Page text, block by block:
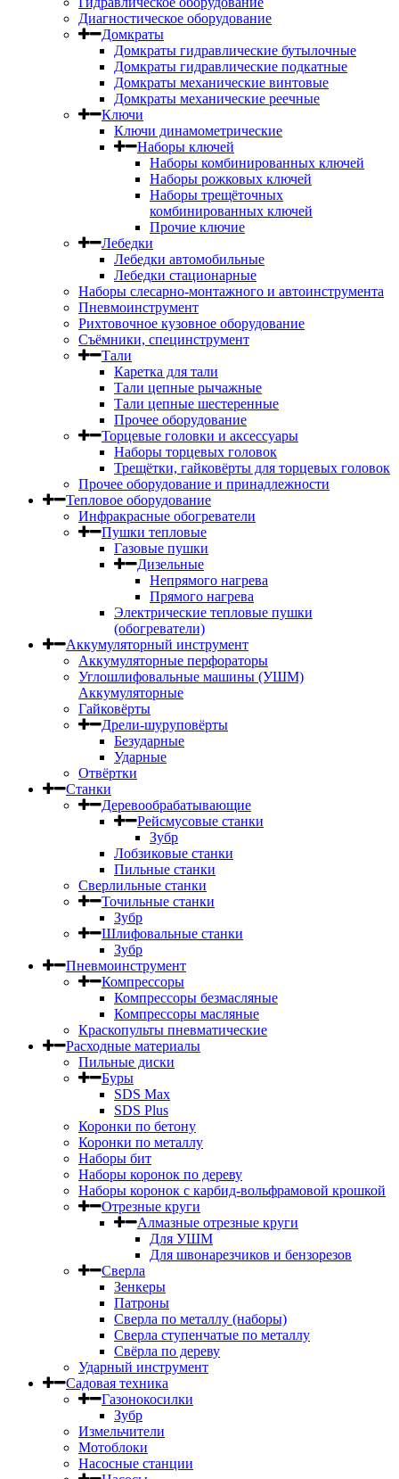
Диагностическое оборудование
Домкраты
Домкраты гидравлические бутылочные
Домкраты гидравлические подкатные
Домкраты механические винтовые
Домкраты механические реечные
Ключи
Ключи динамометрические
Наборы ключей
Наборы комбинированных ключей
Наборы рожковых ключей
Наборы трещёточных
комбинированных ключей
Прочие ключие
Лебедки
Лебедки автомобильные
Лебедки стационарные
Наборы слесарно-монтажного и автоинструмента
Пневмоинструмент
Рихтовочное кузовное оборудование
Съёмники, специнструмент
Тали
Каретка для тали
Тали цепные рычажные
Тали цепные шестеренные
Прочее оборудование
Торцевые головки и аксессуары
Наборы торцевых головок
Трещётки, гайковёрты для торцевых головок
Прочее оборудование и принадлежности
Тепловое оборудование
Инфракрасные обогреватели
Пушки тепловые
Газовые пушки
Дизельные
Непрямого нагрева
Прямого нагрева
Электрические тепловые пушки
(обогреватели)
Аккумуляторный инструмент
Аккумуляторные перфораторы
Углошлифовальные машины (УШМ)
Аккумуляторные
Гайковёрты
Дрели-шуруповёрты
Безударные
Ударные
Отвёртки
Станки
Деревообрабатывающие
Рейсмусовые станки
Зубр
Лобзиковые станки
Пильные станки
Сверлильные станки
Точильные станки
Зубр
Шлифовальные станки
Зубр
Пневмоинструмент
Компрессоры
Компрессоры безмасляные
Компрессоры масляные
Краскопульты пневматические
Расходные материалы
Пильные диски
Буры
SDS Max
SDS Plus
Коронки по бетону
Коронки по металлу
Наборы бит
Наборы коронок по дереву
Наборы коронок с карбид-вольфрамовой крошкой
Отрезные круги
Алмазные отрезные круги
Для УШМ
Для швонарезчиков и бензорезов
Сверла
Зенкеры
Патроны
Сверла по металлу (наборы)
Сверла ступенчатые по металлу
Свёрла по дереву
Ударный инструмент
Садовая техника
Газонокосилки
Зубр
Измельчители
Мотоблоки
Насосные станции